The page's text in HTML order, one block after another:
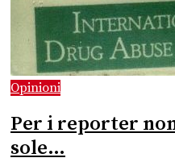
Opinioni
Per i reporter
sole…